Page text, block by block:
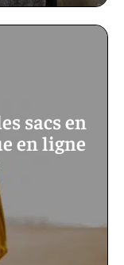
sacs en
en ligne